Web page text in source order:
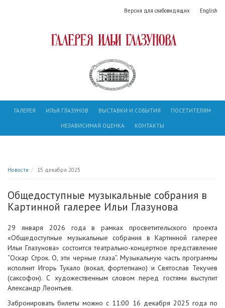
Версия для слабовидящих English
ГАЛЕРЕЯ ИЛЬЯ ГЛАЗУНОВ ВЫСТАВКИ И СОБЫТИЯ ПОСЕТИТЕЛЯМ
НЕЗАВИСИМАЯ ОЦЕНКА КОНТАКТЫ
Новости 15 декабря 2025
Общедоступные музыкальные собрания в
Картинной галерее Ильи Глазунова
29 января 2026 года в рамках просветительского проекта
«Общедоступные музыкальные собрания в Картинной галерее
Ильи Глазунова» состоится театрально-концертное представление
“Оскар Строк. О, эти черные глаза”. Музыкальную часть программы
исполнит Игорь Тукало (вокал, фортепиано) и Святослав Текучев
(саксофон). С художественным словом перед гостями выступит
Александр Леонтьев.
Забронировать билеты можно с 11:00 16 декабря 2025 года по